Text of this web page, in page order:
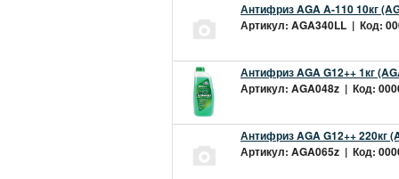
Антифриз AGA A-110 10кг
Артикул: AGA340LL | Код:
Антифриз AGA G12++ 1кг
Артикул: AGA048z | Код:
Антифриз AGA G12++ 220кг
Артикул: AGA065z | Код: